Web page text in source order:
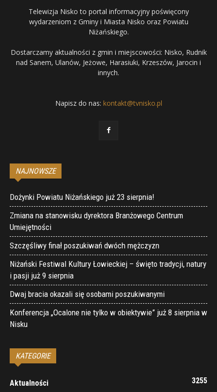
Telewizja Nisko to portal informacyjny poświęcony
wydarzeniom z Gminy i Miasta Nisko oraz Powiatu
Niżańskiego.
Dostarczamy aktualności z gmin i miejscowości: Nisko, Rudnik
nad Sanem, Ulanów, Jeżowe, Harasiuki, Krzeszów, Jarocin i
innych.
Napisz do nas: kontakt@tvnisko.pl
NAJNOWSZE
Dożynki Powiatu Niżańskiego już 23 sierpnia!
Zmiana na stanowisku dyrektora Branżowego Centrum
Umiejętności
Szczęśliwy finał poszukiwań dwóch mężczyzn
Niżański Festiwal Kultury Łowieckiej – święto tradycji, natury
i pasji już 9 sierpnia
Dwaj bracia okazali się osobami poszukiwanymi
Konferencja „Ocalone nie tylko w obiektywie” już 8 sierpnia w
Nisku
KATEGORIE
Aktualności
3255